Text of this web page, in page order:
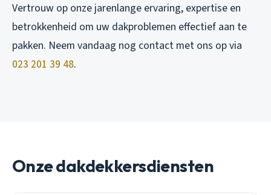
Vertrouw op onze jarenlange ervaring, expertise en
betrokkenheid om uw dakproblemen effectief aan te
pakken. Neem vandaag nog contact met ons op via
023 201 39 48.
Onze dakdekkersdiensten